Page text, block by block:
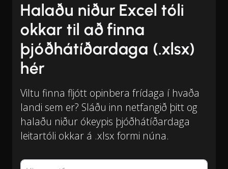
Halaðu niður Excel tóli
okkar til að finna
þjóðhátíðardaga (.xlsx)
hér
Viltu finna fljótt opinbera frídaga í hvaða
landi sem er? Sláðu inn netfangið þitt og
halaðu niður ókeypis þjóðhátíðardaga
leitartóli okkar á .xlsx formi núna.